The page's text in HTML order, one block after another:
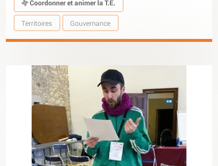
Coordonner et animer la T.E.
Territoires Gouvernance